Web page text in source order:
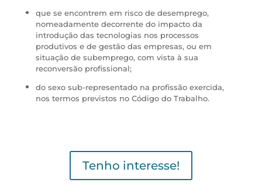
que se encontrem em risco de desemprego,
nomeadamente decorrente do impacto da
introdução das tecnologias nos processos
produtivos e de gestão das empresas, ou em
situação de subemprego, com vista à sua
reconversão profissional;
do sexo sub-representado na profissão exercida,
nos termos previstos no Código do Trabalho.
Tenho interesse!